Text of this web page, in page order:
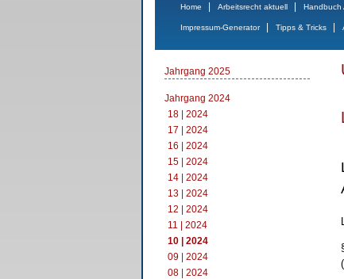
Home Arbeitsrecht aktuell Handbuch
Impressum-Generator Tipps & Tricks
Jahrgang 2025
Jahrgang 2024
18 | 2024
17 | 2024
16 | 2024
15 | 2024
14 | 2024
13 | 2024
12 | 2024
11 | 2024
10 | 2024
09 | 2024
08 | 2024